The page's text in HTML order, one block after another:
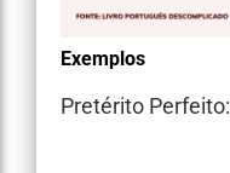
Exemplos
Pretérito Perfeito: